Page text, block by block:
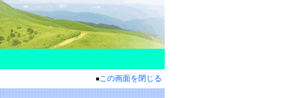
■この画面を閉じる